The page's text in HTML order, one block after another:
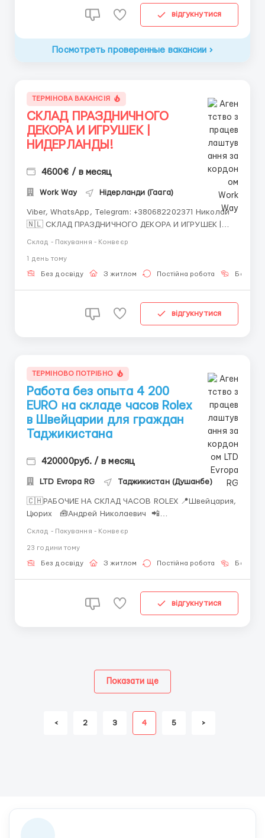
відгукнутися
Посмотреть проверенные вакансии
ТЕРМІНОВА ВАКАНСІЯ
СКЛАД ПРАЗДНИЧНОГО
ДЕКОРА И ИГРУШЕК |
НИДЕРЛАНДЫ!
4600€ / в месяц
Work Way Нідерланди (Гаага)
Viber, WhatsApp, Telegram: +380682202371 Николай
🇳🇱 СКЛАД ПРАЗДНИЧНОГО ДЕКОРА И ИГРУШЕК |
Крупный логистический комплекс, занимающийся
хранением и отправкой праз...
Склад - Пакування - Конвеєр
1 день тому
Без досвіду З житлом Постійна робота Без
відгукнутися
ТЕРМІНОВО ПОТРІБНО
Работа без опыта 4 200
EURO на складе часов Rolex
в Швейцарии для граждан
Таджикистана
420000руб. / в месяц
LTD Evropa RG Таджикистан (Душанбе)
🇨🇭РАБОЧИЕ НА СКЛАД ЧАСОВ ROLEX 📍Швейцария,
Цюрих 🧰Андрей Николаевич 📲
Узбекистан, Казахстан, Беларусь, Молдова, Грузия,
Азербайджан, Армения, Киргизия. Rolex &mdash...
Склад - Пакування - Конвеєр
23 години тому
Без досвіду З житлом Постійна робота Без
відгукнутися
< 2 3 4 5 >
Показати ще